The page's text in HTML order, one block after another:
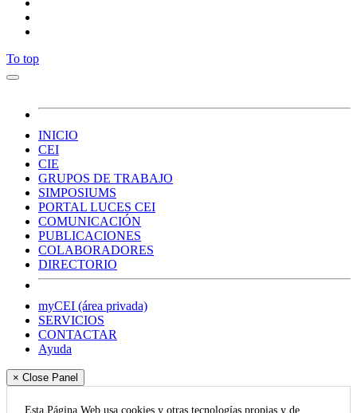
To top
INICIO
CEI
CIE
GRUPOS DE TRABAJO
SIMPOSIUMS
PORTAL LUCES CEI
COMUNICACIÓN
PUBLICACIONES
COLABORADORES
DIRECTORIO
myCEI (área privada)
SERVICIOS
CONTACTAR
Ayuda
× Close Panel
Esta Página Web usa cookies y otras tecnologías propias y de